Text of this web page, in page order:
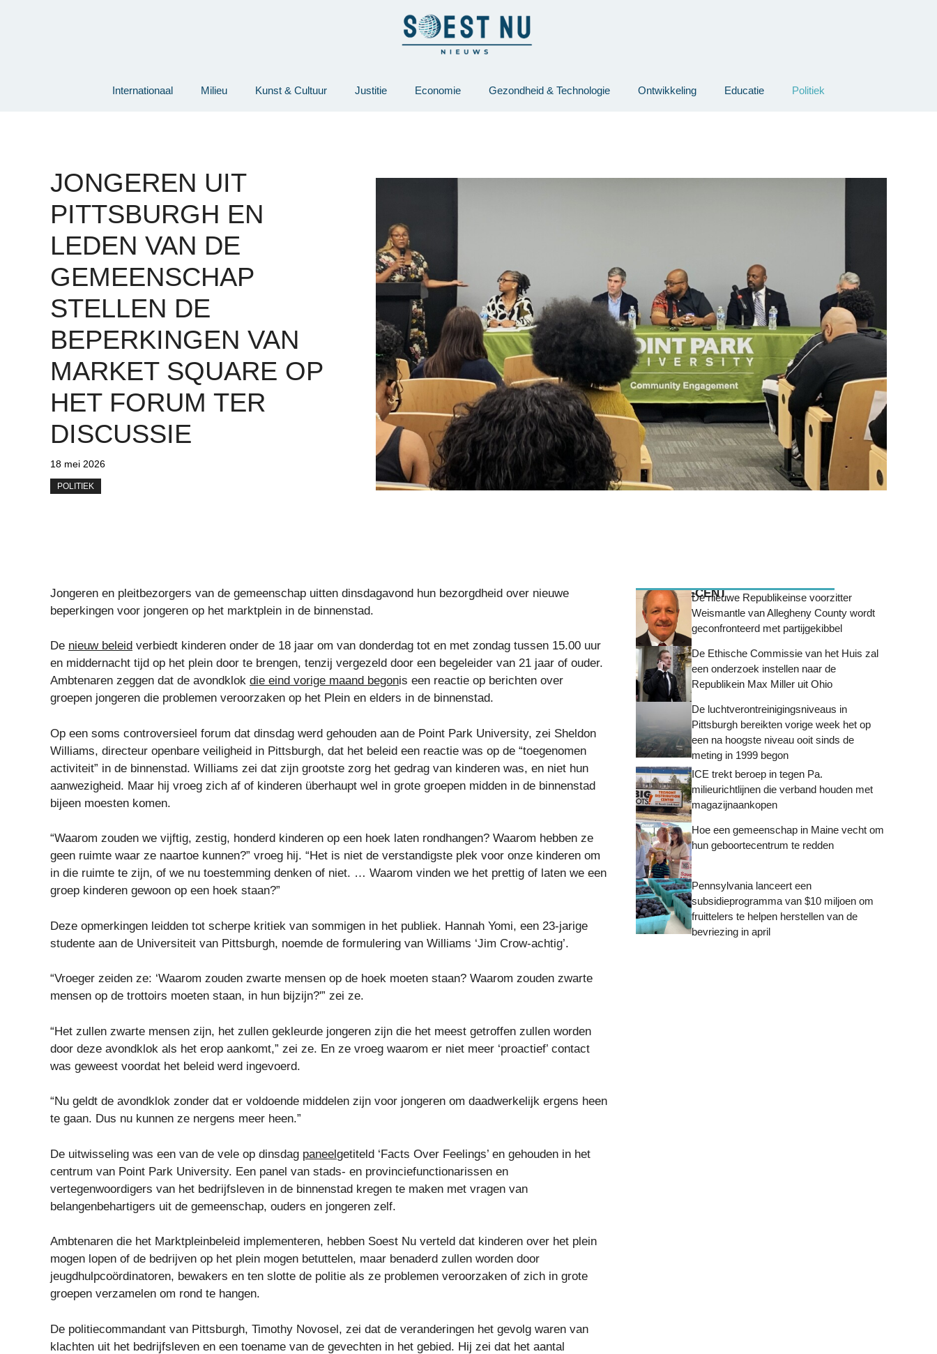
Internationaal Milieu Kunst & Cultuur Justitie Economie Gezondheid & Technologie Ontwikkeling Educatie Politiek
JONGEREN UIT
PITTSBURGH EN
LEDEN VAN DE
GEMEENSCHAP
STELLEN DE
BEPERKINGEN VAN
MARKET SQUARE OP
HET FORUM TER
DISCUSSIE
18 mei 2026
POLITIEK
Jongeren en pleitbezorgers van de gemeenschap uitten dinsdagavond hun bezorgdheid over nieuwe
beperkingen voor jongeren op het marktplein in de binnenstad.
De nieuw beleid verbiedt kinderen onder de 18 jaar om van donderdag tot en met zondag tussen 15.00 uur
en middernacht tijd op het plein door te brengen, tenzij vergezeld door een begeleider van 21 jaar of ouder.
Ambtenaren zeggen dat de avondklok die eind vorige maand begonis een reactie op berichten over
groepen jongeren die problemen veroorzaken op het Plein en elders in de binnenstad.
Op een soms controversieel forum dat dinsdag werd gehouden aan de Point Park University, zei Sheldon
Williams, directeur openbare veiligheid in Pittsburgh, dat het beleid een reactie was op de “toegenomen
activiteit” in de binnenstad. Williams zei dat zijn grootste zorg het gedrag van kinderen was, en niet hun
aanwezigheid. Maar hij vroeg zich af of kinderen überhaupt wel in grote groepen midden in de binnenstad
bijeen moesten komen.
“Waarom zouden we vijftig, zestig, honderd kinderen op een hoek laten rondhangen? Waarom hebben ze
geen ruimte waar ze naartoe kunnen?” vroeg hij. “Het is niet de verstandigste plek voor onze kinderen om
in die ruimte te zijn, of we nu toestemming denken of niet. … Waarom vinden we het prettig of laten we een
groep kinderen gewoon op een hoek staan?”
Deze opmerkingen leidden tot scherpe kritiek van sommigen in het publiek. Hannah Yomi, een 23-jarige
studente aan de Universiteit van Pittsburgh, noemde de formulering van Williams ‘Jim Crow-achtig’.
“Vroeger zeiden ze: ‘Waarom zouden zwarte mensen op de hoek moeten staan? Waarom zouden zwarte
mensen op de trottoirs moeten staan, in hun bijzijn?'” zei ze.
“Het zullen zwarte mensen zijn, het zullen gekleurde jongeren zijn die het meest getroffen zullen worden
door deze avondklok als het erop aankomt,” zei ze. En ze vroeg waarom er niet meer ‘proactief’ contact
was geweest voordat het beleid werd ingevoerd.
“Nu geldt de avondklok zonder dat er voldoende middelen zijn voor jongeren om daadwerkelijk ergens heen
te gaan. Dus nu kunnen ze nergens meer heen.”
De uitwisseling was een van de vele op dinsdag paneelgetiteld ‘Facts Over Feelings’ en gehouden in het
centrum van Point Park University. Een panel van stads- en provinciefunctionarissen en
vertegenwoordigers van het bedrijfsleven in de binnenstad kregen te maken met vragen van
belangenbehartigers uit de gemeenschap, ouders en jongeren zelf.
Ambtenaren die het Marktpleinbeleid implementeren, hebben Soest Nu verteld dat kinderen over het plein
mogen lopen of de bedrijven op het plein mogen betuttelen, maar benaderd zullen worden door
jeugdhulpcoördinatoren, bewakers en ten slotte de politie als ze problemen veroorzaken of zich in grote
groepen verzamelen om rond te hangen.
De politiecommandant van Pittsburgh, Timothy Novosel, zei dat de veranderingen het gevolg waren van
klachten uit het bedrijfsleven en een toename van de gevechten in het gebied. Hij zei dat het aantal
MEEST RECENTDe nieuwe Republikeinse voorzitter
Weismantle van Allegheny County wordt
geconfronteerd met partijgekibbel
De Ethische Commissie van het Huis zal
een onderzoek instellen naar de
Republikein Max Miller uit Ohio
De luchtverontreinigingsniveaus in
Pittsburgh bereikten vorige week het op
een na hoogste niveau ooit sinds de
meting in 1999 begon
ICE trekt beroep in tegen Pa.
milieurichtlijnen die verband houden met
magazijnaankopen
Hoe een gemeenschap in Maine vecht om
hun geboortecentrum te redden
Pennsylvania lanceert een
subsidieprogramma van $10 miljoen om
fruittelers te helpen herstellen van de
bevriezing in april